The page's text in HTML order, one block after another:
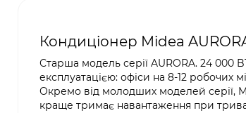
Кондиціонер Midea
Старша модель серії AURORA. 24 000
експлуатацією: офіси на 8-12 робочих
Окремо від молодших моделей серії,
краще тримає навантаження при